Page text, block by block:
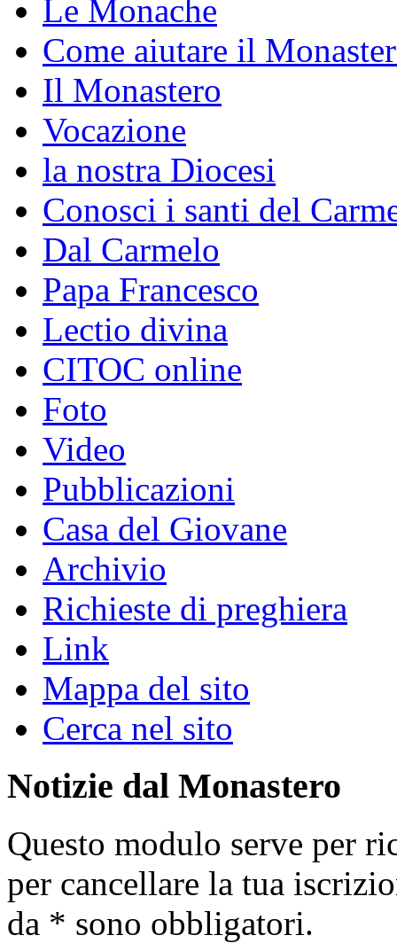
Le Monache
Come aiutare il
Il Monastero
Vocazione
la nostra Diocesi
Conosci i santi del
Dal Carmelo
Papa Francesco
Lectio divina
CITOC online
Foto
Video
Pubblicazioni
Casa del Giovane
Archivio
Richieste di preghiera
Link
Mappa del sito
Cerca nel sito
Notizie dal Monastero
Questo modulo serve per
per cancellare la tua
da * sono obbligatori.